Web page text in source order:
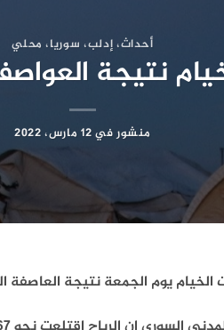
أحداث،إدلب، سوريا، محلي
نتيجة
منشور في12 مارس، 2022
يوم الجمعة نتيجة